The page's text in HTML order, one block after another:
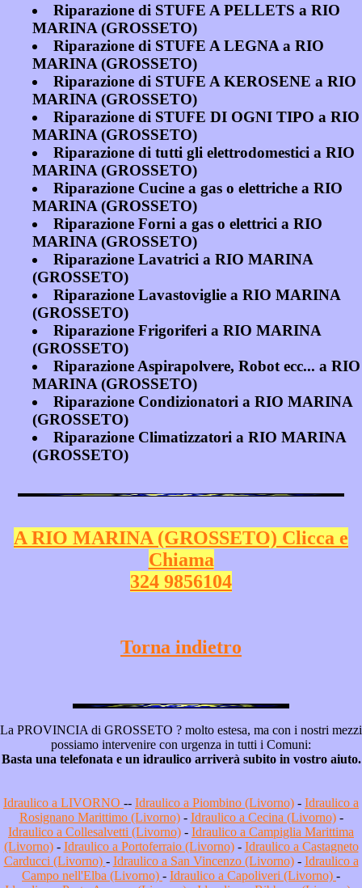
Riparazione di STUFE A PELLETS a RIO
MARINA (GROSSETO)
Riparazione di STUFE A LEGNA a RIO
MARINA (GROSSETO)
Riparazione di STUFE A KEROSENE a RIO
MARINA (GROSSETO)
Riparazione di STUFE DI OGNI TIPO a RIO
MARINA (GROSSETO)
Riparazione di tutti gli elettrodomestici a RIO
MARINA (GROSSETO)
Riparazione Cucine a gas o elettriche a RIO
MARINA (GROSSETO)
Riparazione Forni a gas o elettrici a RIO
MARINA (GROSSETO)
Riparazione Lavatrici a RIO MARINA
(GROSSETO)
Riparazione Lavastoviglie a RIO MARINA
(GROSSETO)
Riparazione Frigoriferi a RIO MARINA
(GROSSETO)
Riparazione Aspirapolvere, Robot ecc... a RIO
MARINA (GROSSETO)
Riparazione Condizionatori a RIO MARINA
(GROSSETO)
Riparazione Climatizzatori a RIO MARINA
(GROSSETO)
A RIO MARINA (GROSSETO) Clicca e
Chiama
324 9856104
Torna indietro
La PROVINCIA di GROSSETO ? molto estesa, ma con i nostri mezzi
possiamo intervenire con urgenza in tutti i Comuni:
Basta una telefonata e un idraulico arriverà subito in vostro aiuto.
Idraulico a LIVORNO -- Idraulico a Piombino (Livorno) - Idraulico a
Rosignano Marittimo (Livorno)- Idraulico a Cecina (Livorno)-
Idraulico a Collesalvetti (Livorno) - Idraulico a Campiglia Marittima
(Livorno)- Idraulico a Portoferraio (Livorno)- Idraulico a Castagneto
Carducci (Livorno) - Idraulico a San Vincenzo (Livorno)- Idraulico a
Campo nell'Elba (Livorno) - Idraulico a Capoliveri (Livorno) -